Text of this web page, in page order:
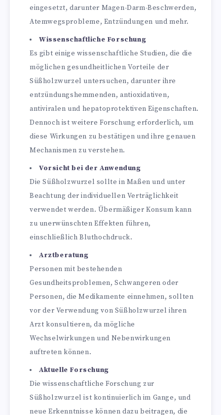
eingesetzt, darunter Magen-Darm-Beschwerden,
Atemwegsprobleme, Entzündungen und mehr.
Wissenschaftliche Forschung
Es gibt einige wissenschaftliche Studien, die die
möglichen gesundheitlichen Vorteile der
Süßholzwurzel untersuchen, darunter ihre
entzündungshemmenden, antioxidativen,
antiviralen und hepatoprotektiven Eigenschaften.
Dennoch ist weitere Forschung erforderlich, um
diese Wirkungen zu bestätigen und ihre genauen
Mechanismen zu verstehen.
Vorsicht bei der Anwendung
Die Süßholzwurzel sollte in Maßen und unter
Beachtung der individuellen Verträglichkeit
verwendet werden. Übermäßiger Konsum kann
zu unerwünschten Effekten führen,
einschließlich Bluthochdruck.
Arztberatung
Personen mit bestehenden
Gesundheitsproblemen, Schwangeren oder
Personen, die Medikamente einnehmen, sollten
vor der Verwendung von Süßholzwurzel ihren
Arzt konsultieren, da mögliche
Wechselwirkungen und Nebenwirkungen
auftreten können.
Aktuelle Forschung
Die wissenschaftliche Forschung zur
Süßholzwurzel ist kontinuierlich im Gange, und
neue Erkenntnisse können dazu beitragen, die